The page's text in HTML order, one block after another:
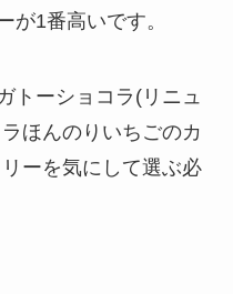
が1番高いです。
トーショコラ(リニュ
ほんのりいちごのカ
ーを気にして選ぶ必